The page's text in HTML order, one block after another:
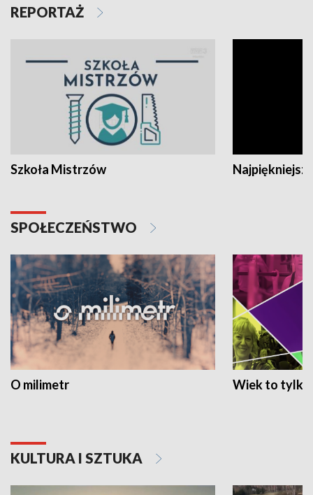
REPORTAŻ
Szkoła Mistrzów
SPOŁECZEŃSTWO
O milimetr Wiek to tylko
KULTURA I SZTUKA